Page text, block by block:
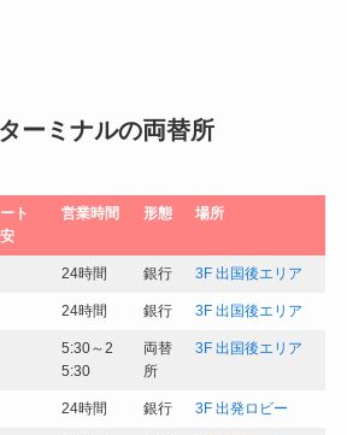
ーミナルの両替所
ト
営業時間 形態 場所
24時間 銀行 3F 出国後エリア
24時間 銀行 3F 出国後エリア
5:30～2
5:30
両替
所
3F 出国後エリア
24時間 銀行 3F 出発ロビー